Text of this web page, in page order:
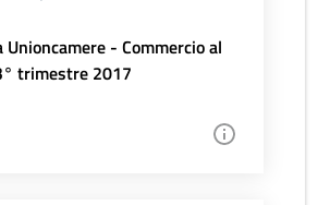
- Commercio al
trimestre 2017